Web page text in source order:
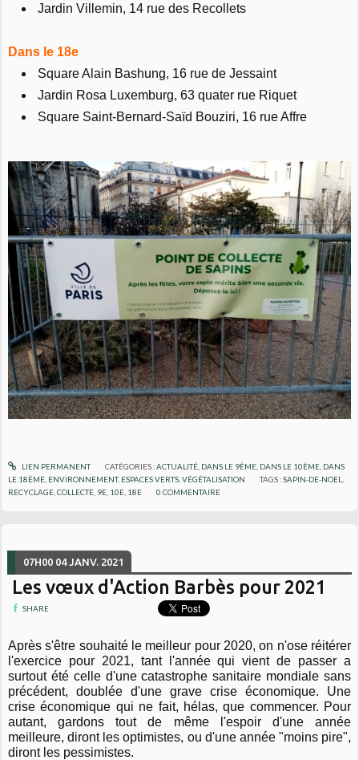
Jardin Villemin, 14 rue des Recollets
Dans le 18e
Square Alain Bashung, 16 rue de Jessaint
Jardin Rosa Luxemburg, 63 quater rue Riquet
Square Saint-Bernard-Saïd Bouziri, 16 rue Affre
LIEN PERMANENT CATÉGORIES :ACTUALITÉ, DANS LE 9ÈME, DANS LE 10ÈME, DANS
LE 18ÈME ENVIRONNEMENT, ESPACES VERTS, VÉGÉTALISATION TAGS :SAPIN-DE-NOEL
RECYCLAGE ,COLLECTE 9E 10E 18E 0 COMMENTAIRE
07H00 04 JANV. 2021
Les vœux d'Action Barbès pour 2021
SHARE
Après s'être souhaité le meilleur pour 2020, on n'ose réitérer
l'exercice pour 2021, tant l'année qui vient de passer a
surtout été celle d'une catastrophe sanitaire mondiale sans
précédent, doublée d'une grave crise économique. Une
crise économique qui ne fait, hélas, que commencer. Pour
autant, gardons tout de même l'espoir d'une année
meilleure, diront les optimistes, ou d'une année "moins pire",
diront les pessimistes.